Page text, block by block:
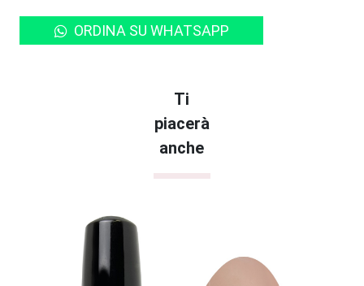
ORDINA SU WHATSAPP
Ti
piacerà
anche